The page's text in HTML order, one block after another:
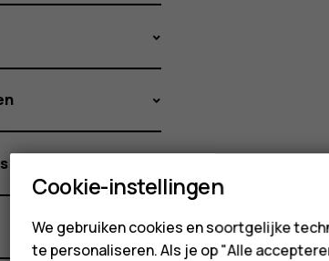
Cookie-instellingen
We gebruiken cookies en soortgelijke
te personaliseren. Als je op "Alle